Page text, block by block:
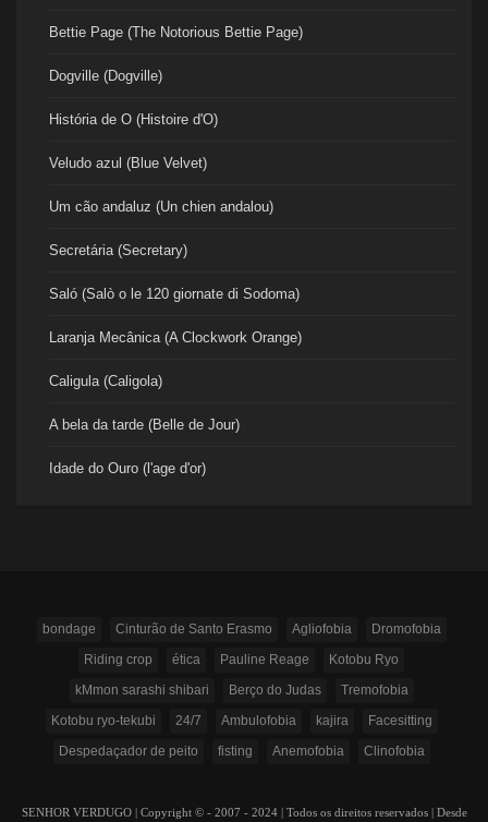
Bettie Page (The Notorious Bettie Page)
Dogville (Dogville)
História de O (Histoire d'O)
Veludo azul (Blue Velvet)
Um cão andaluz (Un chien andalou)
Secretária (Secretary)
Saló (Salò o le 120 giornate di Sodoma)
Laranja Mecânica (A Clockwork Orange)
Caligula (Caligola)
A bela da tarde (Belle de Jour)
Idade do Ouro (l'age d'or)
bondage Cinturão de Santo Erasmo Agliofobia
Dromofobia
Riding crop
ética Pauline Reage
Kotobu Ryo
kMmon sarashi shibari
Berço do Judas
Tremofobia
Kotobu ryo-tekubi
24/7 Ambulofobia kajira
Facesitting
Despedaçador de peito
fisting Anemofobia Clinofobia
SENHOR VERDUGO | Copyright © - 2007 - 2024 | Todos os direitos reservados | Desde